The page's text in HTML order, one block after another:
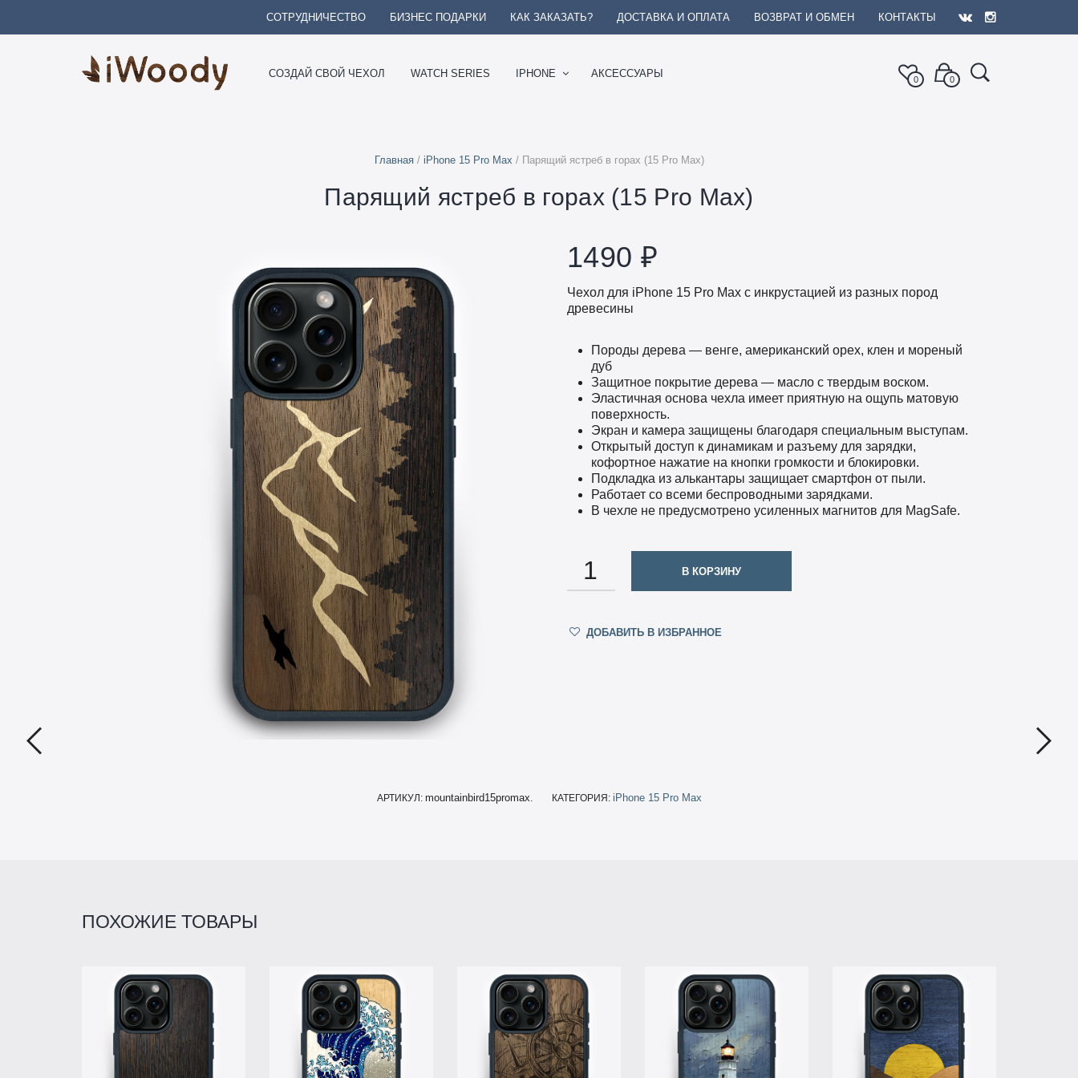
СОТРУДНИЧЕСТВО БИЗНЕС ПОДАРКИ КАК ЗАКАЗАТЬ? ДОСТАВКА И ОПЛАТА ВОЗВРАТ И ОБМЕН КОНТАКТЫ
СОЗДАЙ СВОЙ ЧЕХОЛ WATCH SERIES IPHONE АКСЕССУАРЫ 0 0
Главная/ iPhone 15 Pro Max / Парящий ястреб в горах (15 Pro Max)
Парящий ястреб в горах (15 Pro Max)
1490 ₽
Чехол для iPhone 15 Pro Max с инкрустацией из разных пород
древесины
Породы дерева — венге, американский орех, клен и мореный
дуб
Защитное покрытие дерева — масло с твердым воском.
Эластичная основа чехла имеет приятную на ощупь матовую
поверхность.
Экран и камера защищены благодаря специальным выступам.
Открытый доступ к динамикам и разъему для зарядки,
кофортное нажатие на кнопки громкости и блокировки.
Подкладка из алькантары защищает смартфон от пыли.
Работает со всеми беспроводными зарядками.
В чехле не предусмотрено усиленных магнитов для MagSafe.
КОЛИЧЕСТВО
В КОРЗИНУ
ДОБАВИТЬ В ИЗБРАННОЕ
АРТИКУЛ: mountainbird15promax. КАТЕГОРИЯ: iPhone 15 Pro Max
ПОХОЖИЕ ТОВАРЫ